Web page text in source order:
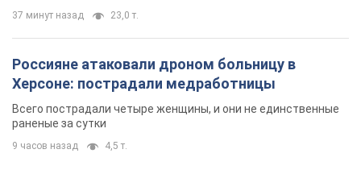
37 минут назад 23,0 т.
Россияне атаковали дроном больницу в
Херсоне: пострадали медработницы
Всего пострадали четыре женщины, и они не единственные
раненые за сутки
9 часов назад 4,5 т.